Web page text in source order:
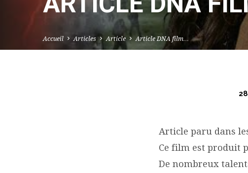
Accueil Articles Article Article DNA film…
Article paru dans
Ce film est produit
De nombreux